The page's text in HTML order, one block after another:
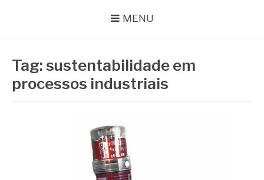
MENU
Tag:sustentabilidade em
processos industriais